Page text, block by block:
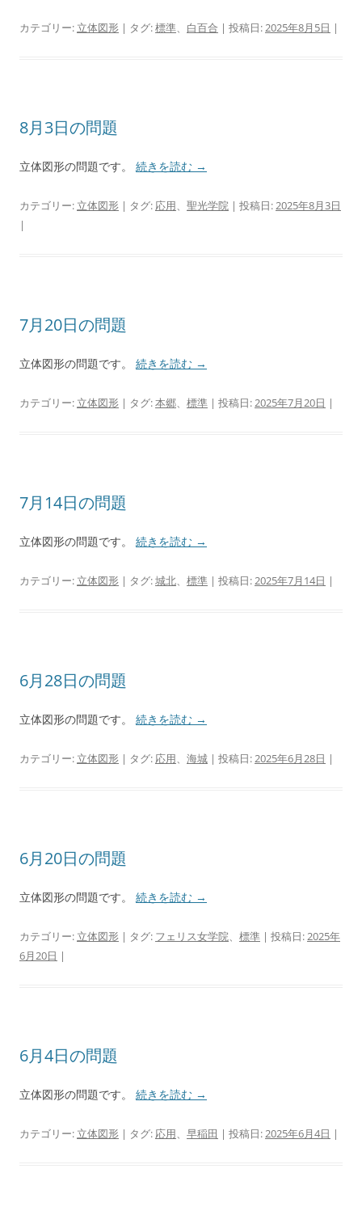
カテゴリー: 立体図形 | タグ:標準、 白百合 | 投稿日:2025年8月5日 |
8月3日の問題
立体図形の問題です。 続きを読む →
カテゴリー: 立体図形 | タグ: 応用、 聖光学院 | 投稿日:2025年8月3日
|
7月20日の問題
立体図形の問題です。 続きを読む →
カテゴリー: 立体図形 | タグ:本郷、 標準 | 投稿日:2025年7月20日 |
7月14日の問題
立体図形の問題です。 続きを読む →
カテゴリー: 立体図形 | タグ:城北、 標準 | 投稿日:2025年7月14日 |
6月28日の問題
立体図形の問題です。 続きを読む →
カテゴリー: 立体図形 | タグ: 応用、 海城 | 投稿日:2025年6月28日 |
6月20日の問題
立体図形の問題です。 続きを読む →
カテゴリー: 立体図形 | タグ: フェリス女学院、 標準 | 投稿日:2025年
6月20日 |
6月4日の問題
立体図形の問題です。 続きを読む →
カテゴリー: 立体図形 | タグ: 応用、 早稲田 | 投稿日:2025年6月4日 |